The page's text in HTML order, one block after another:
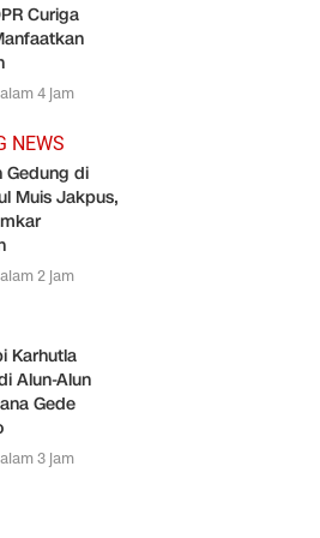
Curiga
4 jam
NEWS
Gedung di
Muis Jakpus,
2 jam
Karhutla
Alun-Alun
Gede
3 jam